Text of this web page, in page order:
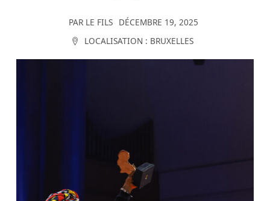
PAR LE FILS
DÉCEMBRE 19, 2025
LOCALISATION : BRUXELLES